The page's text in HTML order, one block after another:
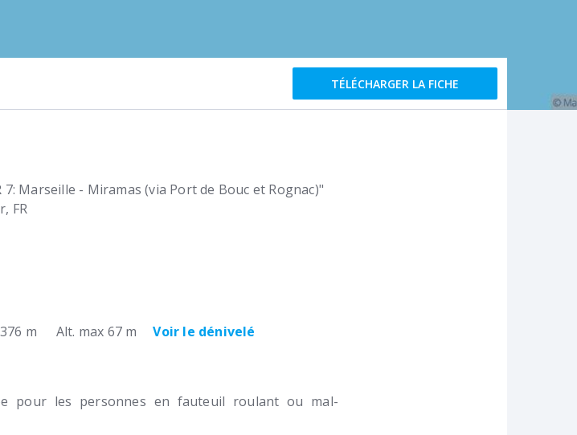
TÉLÉCHARGER LA FICHE
Marseille - Miramas (via Port de Bouc et Rognac)"
FR
m Alt. max 67 m Voir le dénivelé
pour les personnes en fauteuil roulant ou mal-